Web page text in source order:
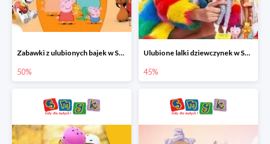
Zabawki z ulubionych bajek w Smyku do -50%
50%
Ulubione lalki dziewczynek w Smyku do -45%
45%